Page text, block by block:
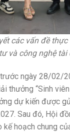
các vấn đề
tư và công nghệ tài
ngày 28/02/
thưởng “Sinh
dự kiến được
Sau đó, Hội
hoạch chung